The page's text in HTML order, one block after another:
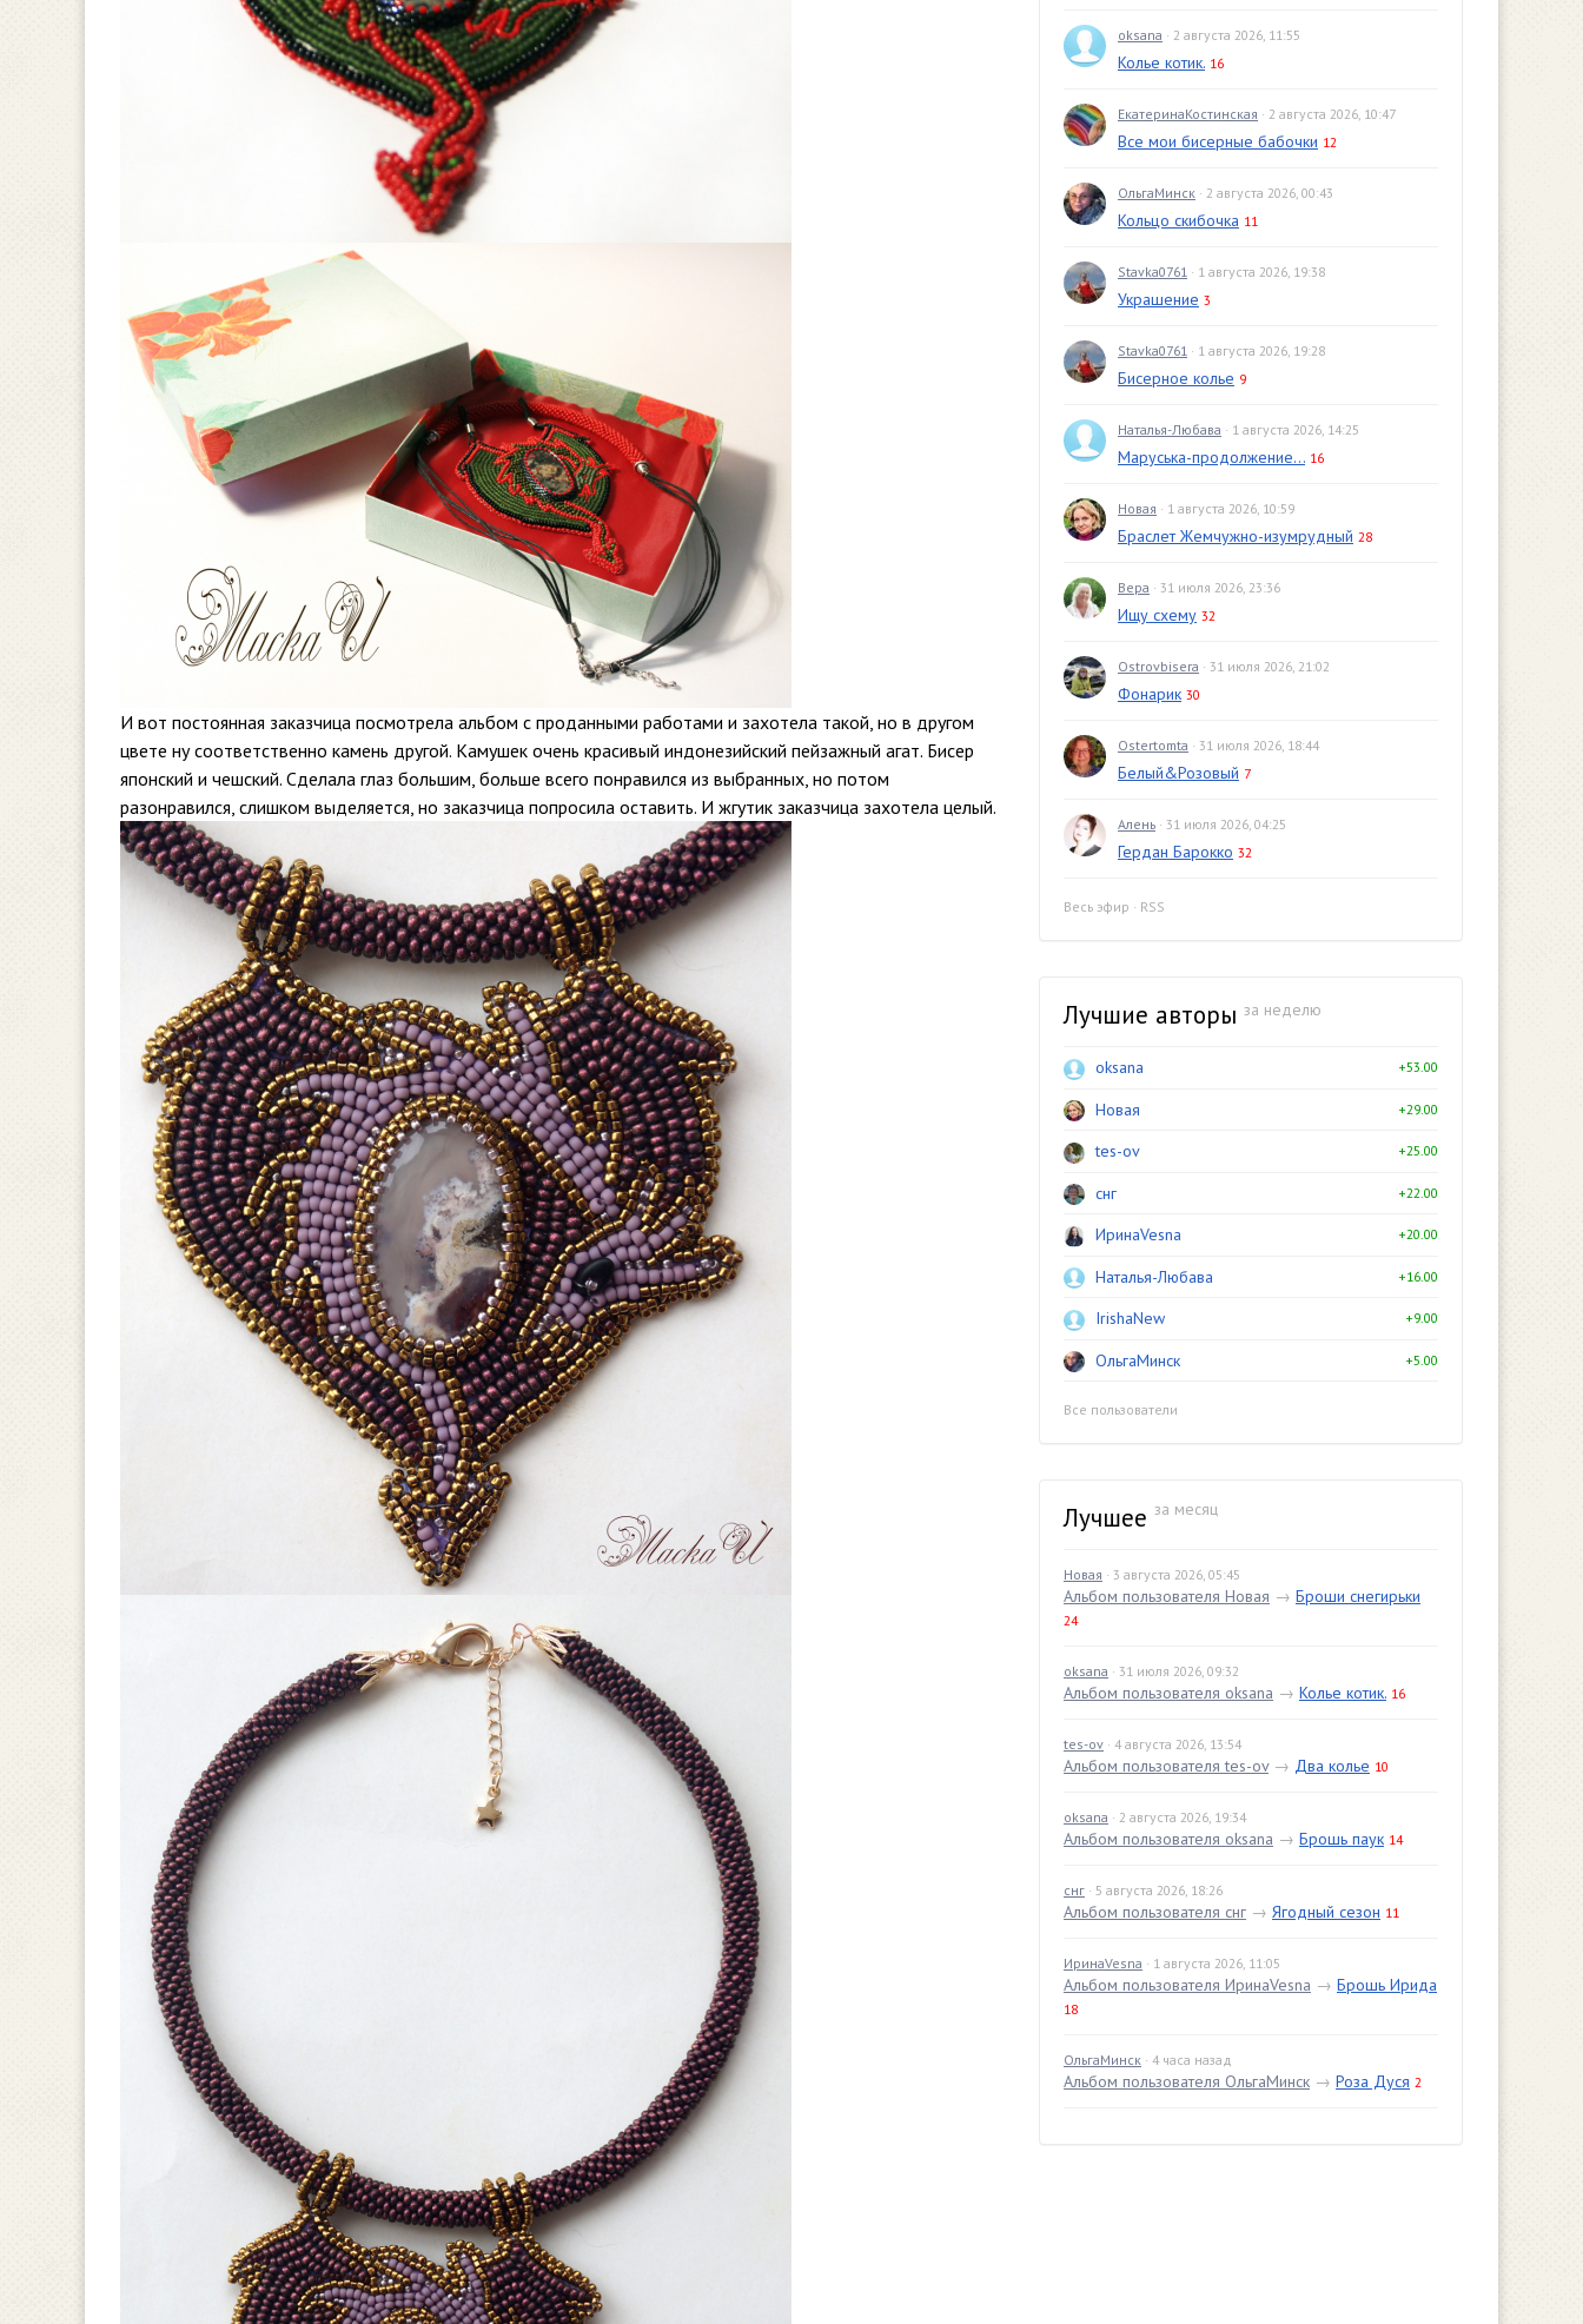
И вот постоянная заказчица посмотрела альбом с проданными работами и захотела такой, но в другом
цвете ну соответственно камень другой. Камушек очень красивый индонезийский пейзажный агат. Бисер
японский и чешский. Сделала глаз большим, больше всего понравился из выбранных, но потом
разонравился, слишком выделяется, но заказчица попросила оставить. И жгутик заказчица захотела целый.
oksana · 2 августа 2026, 11:55
Колье котик. 16
ЕкатеринаКостинская · 2 августа 2026, 10:47
Все мои бисерные бабочки 12
ОльгаМинск · 2 августа 2026, 00:43
Кольцо скибочка 11
Stavka0761 · 1 августа 2026, 19:38
Украшение 3
Stavka0761 · 1 августа 2026, 19:28
Бисерное колье 9
Наталья-Любава · 1 августа 2026, 14:25
Маруська-продолжение... 16
Новая · 1 августа 2026, 10:59
Браслет Жемчужно-изумрудный 28
Вера · 31 июля 2026, 23:36
Ищу схему 32
Ostrovbisera · 31 июля 2026, 21:02
Фонарик 30
Ostertomta · 31 июля 2026, 18:44
Белый&Розовый 7
Алень · 31 июля 2026, 04:25
Гердан Барокко 32
Весь эфир · RSS
Лучшие авторы за неделю
oksana +53.00
Новая +29.00
tes-ov +25.00
снг +22.00
ИринаVesna +20.00
Наталья-Любава +16.00
IrishaNew +9.00
ОльгаМинск +5.00
Все пользователи
Лучшее за месяц
Новая · 3 августа 2026, 05:45
Альбом пользователя Новая → Броши снегирьки
24
oksana · 31 июля 2026, 09:32
Альбом пользователя oksana → Колье котик. 16
tes-ov · 4 августа 2026, 13:54
Альбом пользователя tes-ov→ Два колье 10
oksana · 2 августа 2026, 19:34
Альбом пользователя oksana → Брошь паук 14
снг · 5 августа 2026, 18:26
Альбом пользователя снг → Ягодный сезон 11
ИринаVesna · 1 августа 2026, 11:05
Альбом пользователя ИринаVesna → Брошь Ирида
18
ОльгаМинск · 4 часа назад
Альбом пользователя ОльгаМинск → Роза Дуся 2